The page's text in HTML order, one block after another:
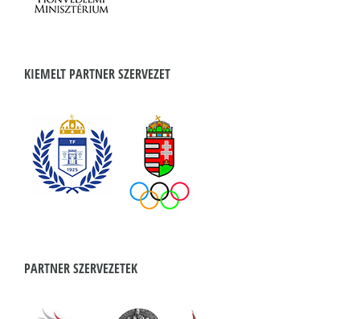
KIEMELT PARTNER SZERVEZET
PARTNER SZERVEZETEK